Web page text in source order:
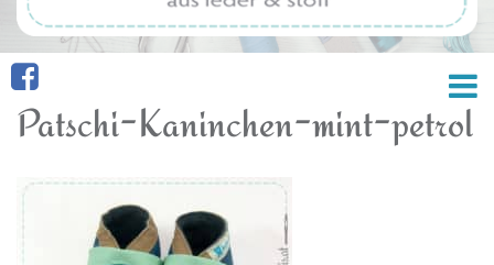
Patschi-Kaninchen-mint-petrol